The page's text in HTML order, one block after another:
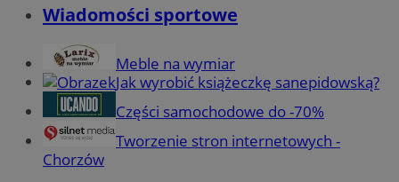
Wiadomości sportowe
Meble na wymiar
Jak wyrobić książeczkę sanepidowską?
Części samochodowe do -70%
Tworzenie stron internetowych -
Chorzów